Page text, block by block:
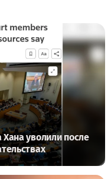
уволили после